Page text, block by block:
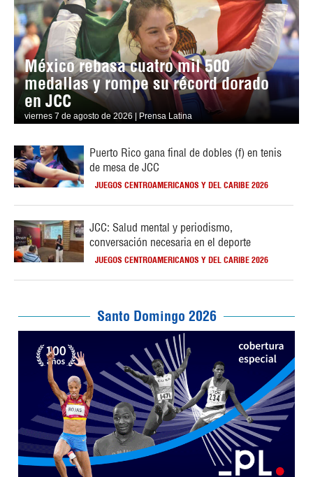
México rebasa cuatro mil 500
medallas y rompe su récord dorado
en JCC
viernes 7 de agosto de 2026 | Prensa Latina
Puerto Rico gana final de dobles (f) en tenis
de mesa de JCC
JUEGOS CENTROAMERICANOS Y DEL CARIBE 2026
JCC: Salud mental y periodismo,
conversación necesaria en el deporte
JUEGOS CENTROAMERICANOS Y DEL CARIBE 2026
Santo Domingo 2026